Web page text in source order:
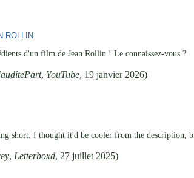
ROLLIN
d'un film de Jean Rollin ! Le connaissez-vous ?
, YouTube, 19 janvier 2026)
short. I thought it'd be cooler from the description,
,Letterboxd, 27 juillet 2025)